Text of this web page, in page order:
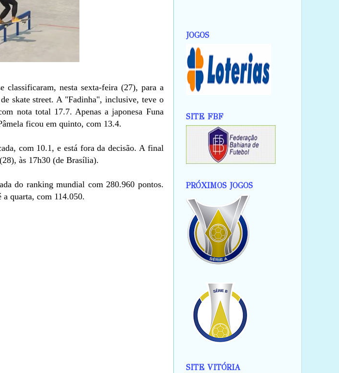
classificaram, nesta sexta-feira (27), para a
skate street. A "Fadinha", inclusive, teve o
nota total 17.7. Apenas a japonesa Funa
ficou em quinto, com 13.4.
com 10.1, e está fora da decisão. A final
às 17h30 (de Brasília).
do ranking mundial com 280.960 pontos.
a quarta, com 114.050.
JOGOS
SITE FBF
PRÓXIMOS JOGOS
SITE VITÓRIA